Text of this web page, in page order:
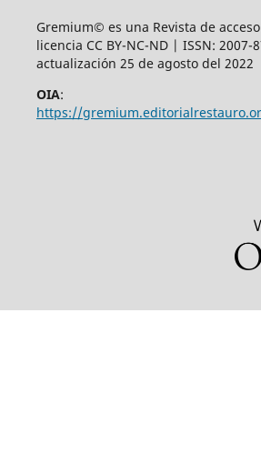
Gremium© es una Revista de
licencia CC BY-NC-ND | ISSN:
actualización 25 de agosto del 2022
OIA:
https://